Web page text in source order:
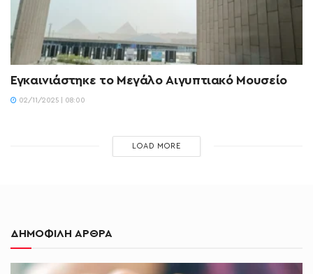
Εγκαινιάστηκε το Μεγάλο Αιγυπτιακό Μουσείο
02/11/2025 | 08:00
LOAD MORE
ΔΗΜΟΦΙΛΗ ΑΡΘΡΑ